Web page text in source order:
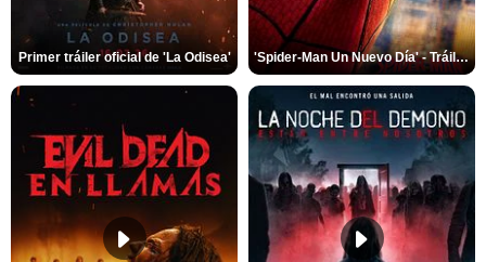
Primer tráiler oficial de 'La Odisea' 'Spider-Man Un Nuevo Día' - Tráiler oficial subtitulado